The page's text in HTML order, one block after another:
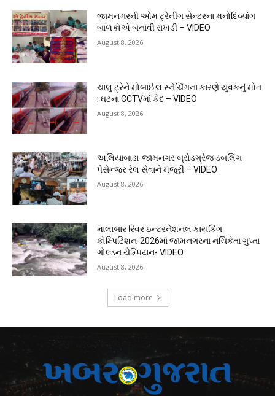
જામનગરની ઓમ ટ્રેનીંગ સેન્ટરના મનોદિવ્યાંગ
બાળકોએ બનાવી રાખડી – VIDEO
August 8, 2026
ચાલુ ટ્રેને મોબાઈલ સ્નેચિંગના કારણે યુવકનું મોત
: ઘટના CCTVમાં કેદ – VIDEO
August 8, 2026
અલિયાબાડા-જામનગર બ્રોડગ્રેજ ડબલિંગ
પેસેન્જર રેલ સેવાને મંજૂરી – VIDEO
August 8, 2026
માલાબાર રિવર ઇન્ટરનેશનલ કાયકિંગ
કોમ્પિટિશન-2026માં જામનગરના નચિકેતા ગુપ્તા
ગોલ્ડન ચેમ્પિયન- VIDEO
August 8, 2026
Load more